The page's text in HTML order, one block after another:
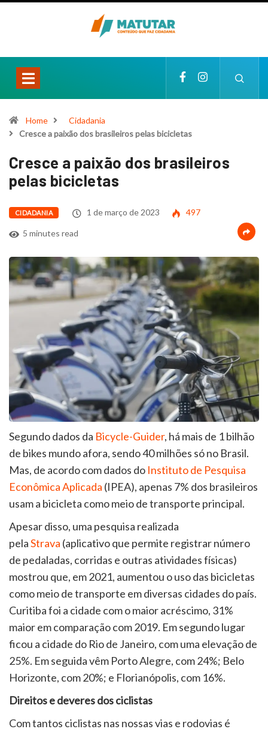
Home
Cidadania
Cresce a paixão dos brasileiros pelas bicicletas
Cresce a paixão dos brasileiros
pelas bicicletas
CIDADANIA 1 de março de 2023 497
5 minutes read
Segundo dados da Bicycle-Guider, há mais de 1 bilhão
de bikes mundo afora, sendo 40 milhões só no Brasil.
Mas, de acordo com dados do Instituto de Pesquisa
Econômica Aplicada (IPEA), apenas 7% dos brasileiros
usam a bicicleta como meio de transporte principal.
Apesar disso, uma pesquisa realizada
pelaStrava (aplicativo que permite registrar número
de pedaladas, corridas e outras atividades físicas)
mostrou que, em 2021, aumentou o uso das bicicletas
como meio de transporte em diversas cidades do país.
Curitiba foi a cidade com o maior acréscimo, 31%
maior em comparação com 2019. Em segundo lugar
ficou a cidade do Rio de Janeiro, com uma elevação de
25%. Em seguida vêm Porto Alegre, com 24%; Belo
Horizonte, com 20%; e Florianópolis, com 16%.
Direitos e deveres dos ciclistas
Com tantos ciclistas nas nossas vias e rodovias é